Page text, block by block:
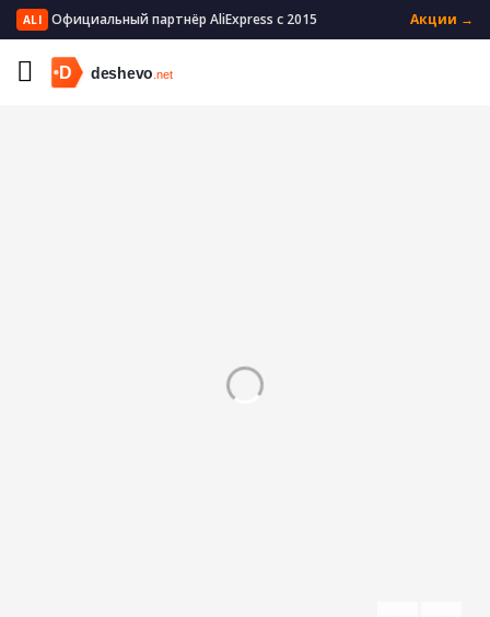
ALI Официальный партнёр AliExpress с 2015 Акции →
Главная Электроника
Аксессуары для батарей и ЗУ